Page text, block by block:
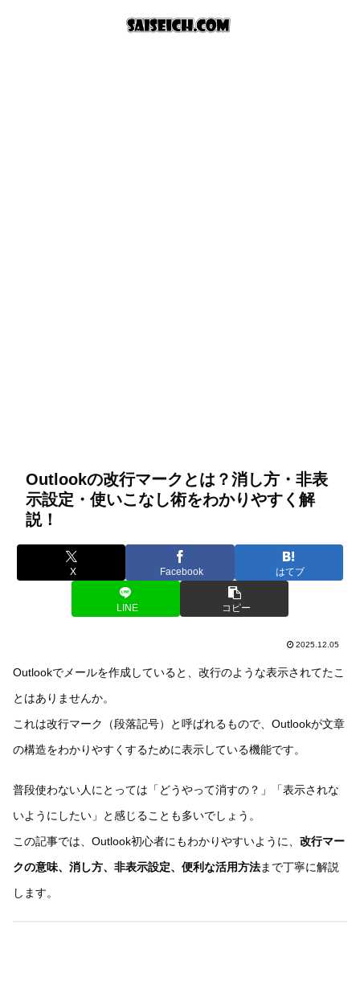
Outlookの改行マークとは？消し方・非表
示設定・使いこなし術をわかりやすく解
説！
X Facebook はてブ
LINE コピー
2025.12.05
Outlookでメールを作成していると、改行のような表示されてたこ
とはありませんか。
これは改行マーク（段落記号）と呼ばれるもので、Outlookが文章
の構造をわかりやすくするために表示している機能です。
普段使わない人にとっては「どうやって消すの？」「表示されな
いようにしたい」と感じることも多いでしょう。
この記事では、Outlook初心者にもわかりやすいように、 改行マー
クの意味、消し方、非表示設定、便利な活用方法まで丁寧に解説
します。